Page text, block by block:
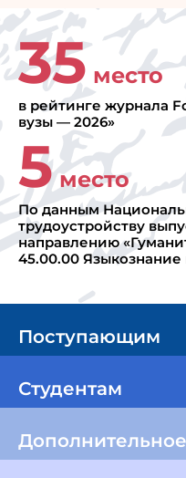
35 место
в рейтинге журнала
вузы — 2026»
5место
По данным
трудоустройству
направлению
45.00.00
Поступающим
Студентам